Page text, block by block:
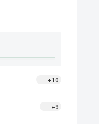
+10
+9